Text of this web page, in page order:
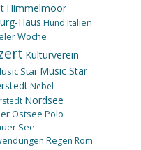
Himmelmoor
Haus Hund Italien
Woche
Kulturverein
Star Music Star
Nebel
Nordsee
Ostsee Polo
See
Regen Rom